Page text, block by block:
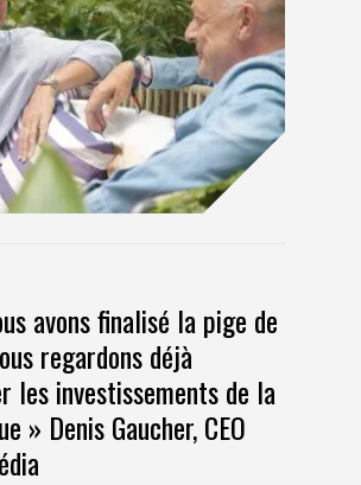
avons finalisé la pige de
regardons déjà
les investissements de la
» Denis Gaucher, CEO